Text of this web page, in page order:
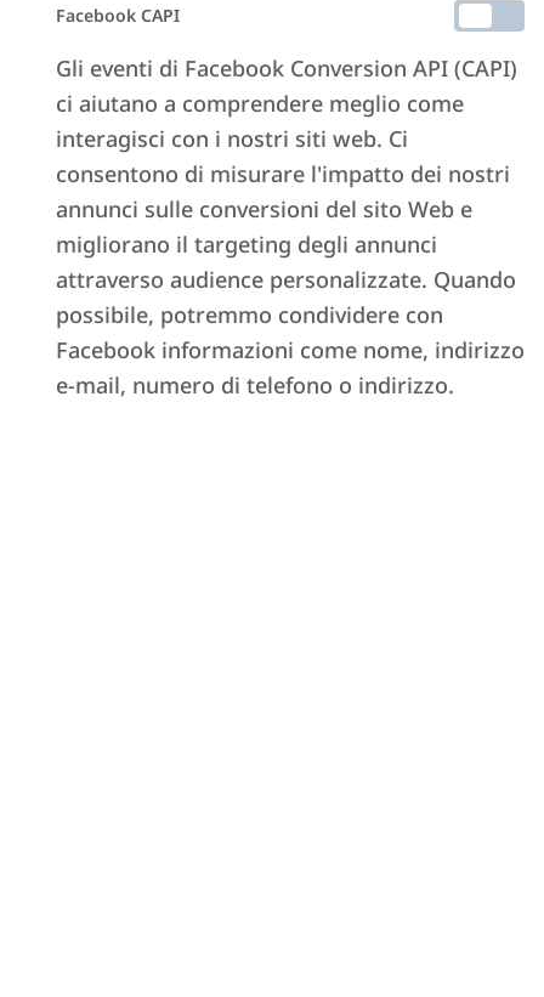
Facebook CAPI
Gli eventi di Facebook Conversion API (CAPI)
ci aiutano a comprendere meglio come
interagisci con i nostri siti web. Ci
consentono di misurare l'impatto dei nostri
annunci sulle conversioni del sito Web e
migliorano il targeting degli annunci
attraverso audience personalizzate. Quando
possibile, potremmo condividere con
Facebook informazioni come nome, indirizzo
e-mail, numero di telefono o indirizzo.